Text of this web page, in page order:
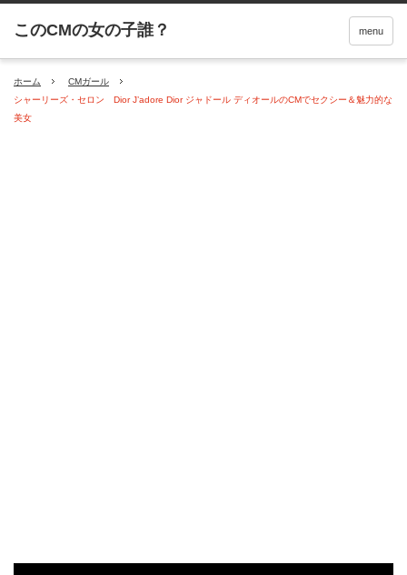
menu
ホーム
CMガール
シャーリーズ・セロン Dior J’adore Dior ジャドール ディオールのCMでセクシー＆魅力的な
美女